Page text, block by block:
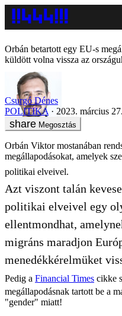
Orbán betartott egy EU-s
küldött volna vissza az
Csurgó Dénes
POLITIKA
2023. március
Megosztás
Orbán Viktor mostanában
megállapodásokat, amelyek
politikai elveivel.
Azt viszont talán
politikai elveivel egy
ellentmondhat,
migráns maradjon
menedékkérelmüket
Pedig a Financial Times cikke
megállapodásnak tartott be a
"gender" miatt!